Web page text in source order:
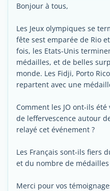
Bonjour à tous,
Les Jeux olympiques se
fête sest emparée de Rio
fois, les Etats-Unis
médailles, et de belles
monde. Les Fidji, Porto
repartent avec une
Comment les JO ont-ils été
de leffervescence autour
relayé cet événement ?
Les Français sont-ils fiers
et du nombre de
Merci pour vos